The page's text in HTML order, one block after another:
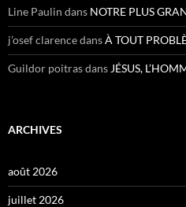
Line Paulin dans NOTRE PLUS
j’osef clarencedansÀ TOUT
Guildor poitrasdans JÉSUS,
ARCHIVES
août 2026
juillet 2026